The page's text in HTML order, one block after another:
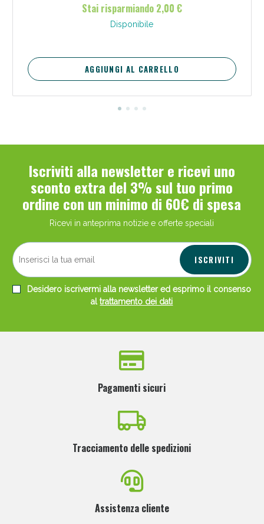
Stai risparmiando 2,00 €
Disponibile
AGGIUNGI AL CARRELLO
Iscriviti alla newsletter e ricevi uno
sconto extra del 3% sul tuo primo
ordine con un minimo di 60€ di spesa
Ricevi in anteprima notizie e offerte speciali
ISCRIVITI
Desidero iscrivermi alla newsletter ed esprimo il consenso
altrattamento dei dati
Pagamenti sicuri
Tracciamento delle spedizioni
Assistenza cliente